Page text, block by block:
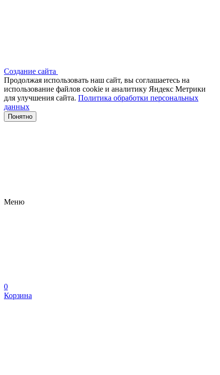
Создание сайта
Продолжая использовать наш сайт, вы соглашаетесь на
использование файлов сооkіе и аналитику Яндекс Метрики
для улучшения сайта. Политика обработки персональных
данных
Понятно
Меню
0
Корзина